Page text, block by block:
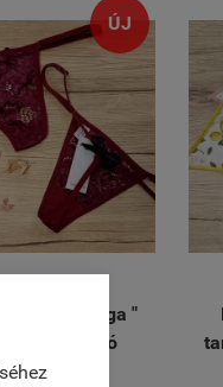
ÚJ
Csipke tanga "
(állítható
pántos)